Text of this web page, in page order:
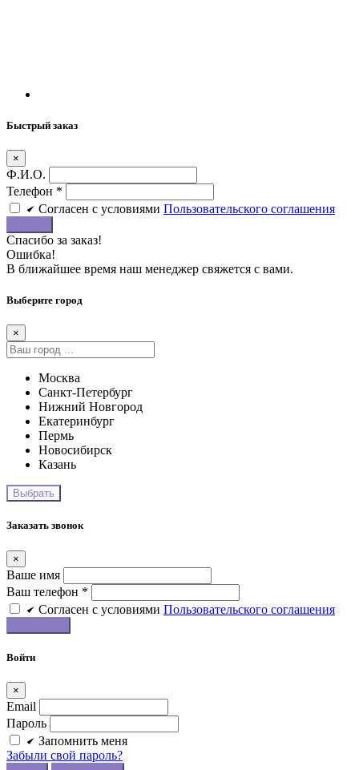
Быстрый заказ
×
Ф.И.О.
Телефон *
Cогласен c условиями Пользовательского соглашения
Спасибо за заказ!
Ошибка!
В ближайшее время наш менеджер свяжется с вами.
Выберите город
×
Москва
Санкт-Петербург
Нижний Новгород
Екатеринбург
Пермь
Новосибирск
Казань
Заказать звонок
×
Ваше имя
Ваш телефон *
Cогласен c условиями Пользовательского соглашения
Войти
×
Email
Пароль
Запомнить меня
Забыли свой пароль?